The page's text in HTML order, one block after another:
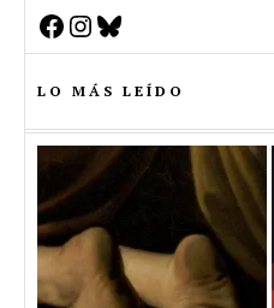
Facebook
Instagram
Bluesky
LO MÁS LEÍDO